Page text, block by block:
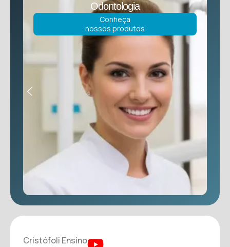
Odontologia
Conheça
nossos produtos
Cristófoli Ensino